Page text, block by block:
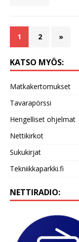
1 2 »
KATSO MYÖS:
Matkakertomukset
Tavarapörssi
Hengelliset ohjelmat
Nettikirkot
Sukukirjat
Tekniikkaparkki.fi
NETTIRADIO: